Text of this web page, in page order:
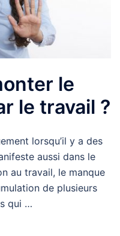
le
le travail ?
lorsqu’il y a des
aussi dans le
au travail, le manque
de plusieurs
qui …